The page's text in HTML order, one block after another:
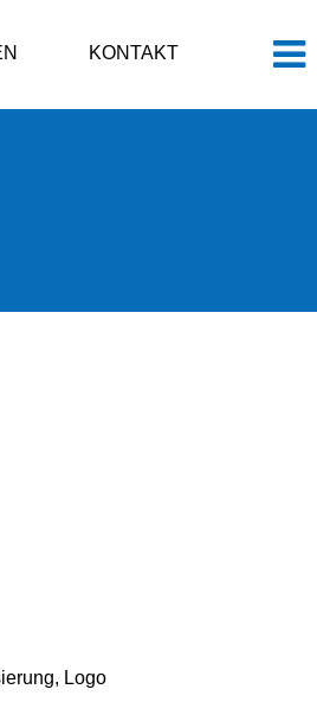
KONTAKT
Logo